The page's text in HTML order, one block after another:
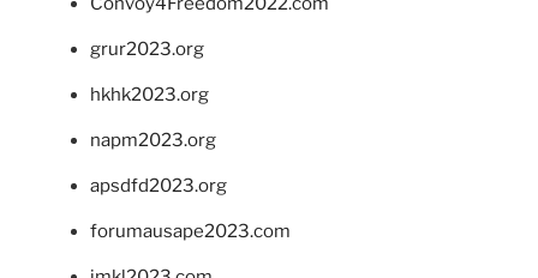
grur2023.org
hkhk2023.org
napm2023.org
apsdfd2023.org
forumausape2023.com